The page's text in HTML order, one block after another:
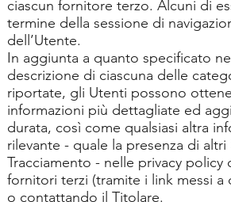
ciascun fornitore terzo. Alcuni di
termine della sessione di
dell’Utente.
In aggiunta a quanto specificato
descrizione di ciascuna delle
riportate, gli Utenti possono
informazioni più dettagliate ed
durata, così come qualsiasi altra
rilevante - quale la presenza di
Tracciamento - nelle privacy policy
fornitori terzi (tramite i link messi a
o contattando il Titolare.